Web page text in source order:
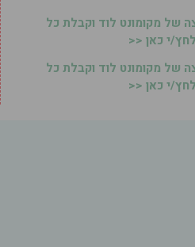
של מקומונט לוד וקבלת כל
י כאן <<
של מקומונט לוד וקבלת כל
י כאן <<